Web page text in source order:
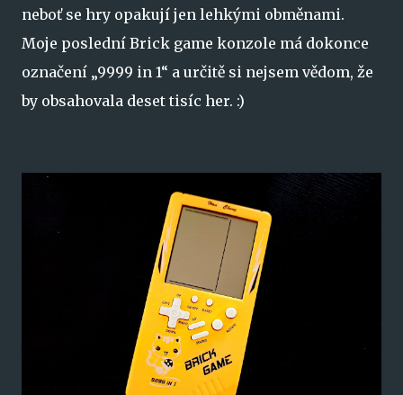
neboť se hry opakují jen lehkými obměnami.
Moje poslední Brick game konzole má dokonce
označení „9999 in 1“ a určitě si nejsem vědom, že
by obsahovala deset tisíc her. :)